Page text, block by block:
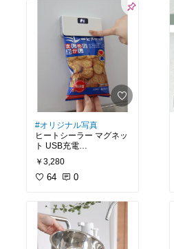
ぐしゃぐじゃのプチスト
レスから解放されたよ〜
しかもワンタッチ自動開
閉式だから、
荷物が多い日でも片手で
サッと使えるのが嬉しい
バッグなどに取り付けで
きる便利なカラビナハン
ドル◎
#オリジナル写真
ヒートシーラー マグネッ
ト USB充電
今まで開封後の食品は、
輪ゴムやクリップで留め
ってた…
このヒートシーラーな
ら、電源ONですぐ使えて
￥3,280
64 0